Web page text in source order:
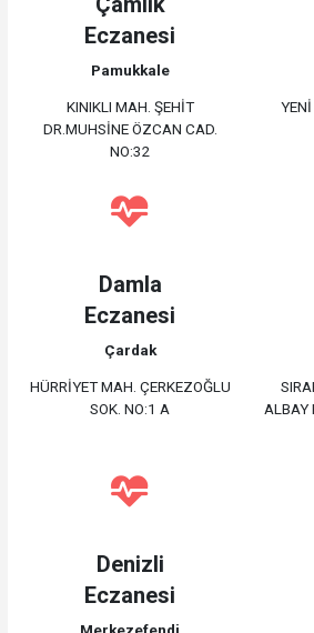
Eczanesi
Pamukkale
KINIKLI MAH. ŞEHİT
DR.MUHSİNE ÖZCAN CAD.
NO:32
Damla
Eczanesi
Çardak
HÜRRİYET MAH. ÇERKEZOĞLU
SOK. NO:1 A
ALBAY
Denizli
Eczanesi
Merkezefendi